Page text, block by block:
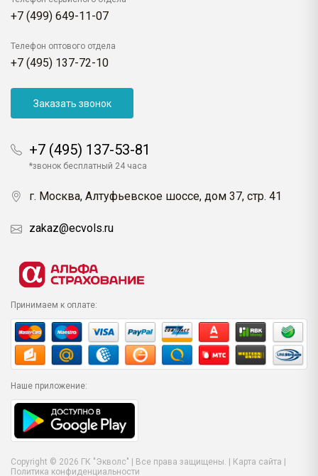
+7 (499) 649-11-07
Телефон оптового отдела
+7 (495) 137-72-10
Заказать звонок
+7 (495) 137-53-81
*звонок бесплатный 24 часа
г. Москва, Алтуфьевское шоссе, дом 37, стр. 41
zakaz@ecvols.ru
Принимаем к оплате:
Наше приложение:
Copyright © 2026 ГК "Экволс" | Все права защищены. | Карта сайта
Политика конфиденциальности